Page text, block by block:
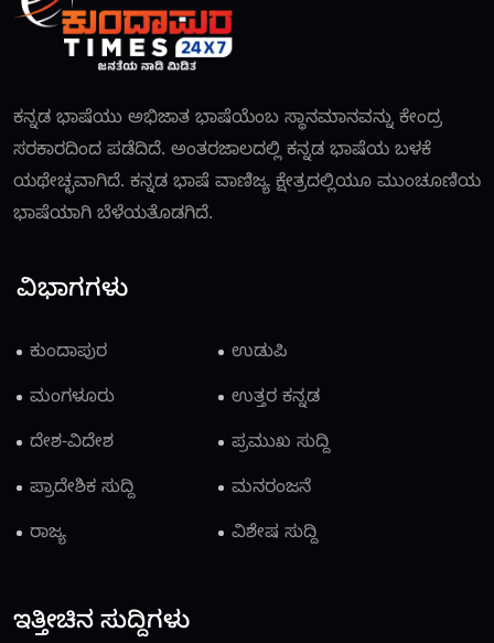
ಕನ್ನಡ ಭಾಷೆಯು ಅಭಿಜಾತ ಭಾಷೆಯೆಂಬ ಸ್ಥಾನಮಾನವನ್ನು ಕೇಂದ್ರ
ಸರಕಾರದಿಂದ ಪಡೆದಿದೆ. ಅಂತರಜಾಲದಲ್ಲಿ ಕನ್ನಡ ಭಾಷೆಯ ಬಳಕೆ
ಯಥೇಚ್ಛವಾಗಿದೆ. ಕನ್ನಡ ಭಾಷೆ ವಾಣಿಜ್ಯ ಕ್ಷೇತ್ರದಲ್ಲಿಯೂ ಮುಂಚೂಣಿಯ
ಭಾಷೆಯಾಗಿ ಬೆಳೆಯತೊಡಗಿದೆ.
ವಿಭಾಗಗಳು
ಕುಂದಾಪುರ
ಉಡುಪಿ
ಮಂಗಳೂರು
ಉತ್ತರ ಕನ್ನಡ
ದೇಶ-ವಿದೇಶ
ಪ್ರಮುಖ ಸುದ್ದಿ
ಪ್ರಾದೇಶಿಕ ಸುದ್ದಿ
ಮನರಂಜನೆ
ರಾಜ್ಯ
ವಿಶೇಷ ಸುದ್ದಿ
ಇತ್ತೀಚಿನ ಸುದ್ದಿಗಳು